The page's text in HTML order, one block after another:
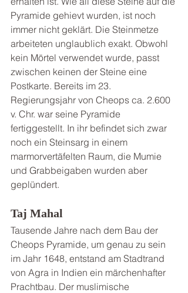
Pyramide gehievt wurden, ist noch
immer nicht geklärt. Die Steinmetze
arbeiteten unglaublich exakt. Obwohl
kein Mörtel verwendet wurde, passt
zwischen keinen der Steine eine
Postkarte. Bereits im 23.
Regierungsjahr von Cheops ca. 2.600
v. Chr. war seine Pyramide
fertiggestellt. In ihr befindet sich zwar
noch ein Steinsarg in einem
marmorvertäfelten Raum, die Mumie
und Grabbeigaben wurden aber
geplündert.
Taj Mahal
Tausende Jahre nach dem Bau der
Cheops Pyramide, um genau zu sein
im Jahr 1648, entstand am Stadtrand
von Agra in Indien ein märchenhafter
Prachtbau. Der muslimische